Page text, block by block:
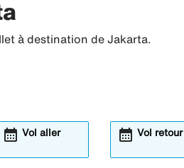
à destination de Jakarta.
Vol aller
calendar_month Vol retour
calendar_month